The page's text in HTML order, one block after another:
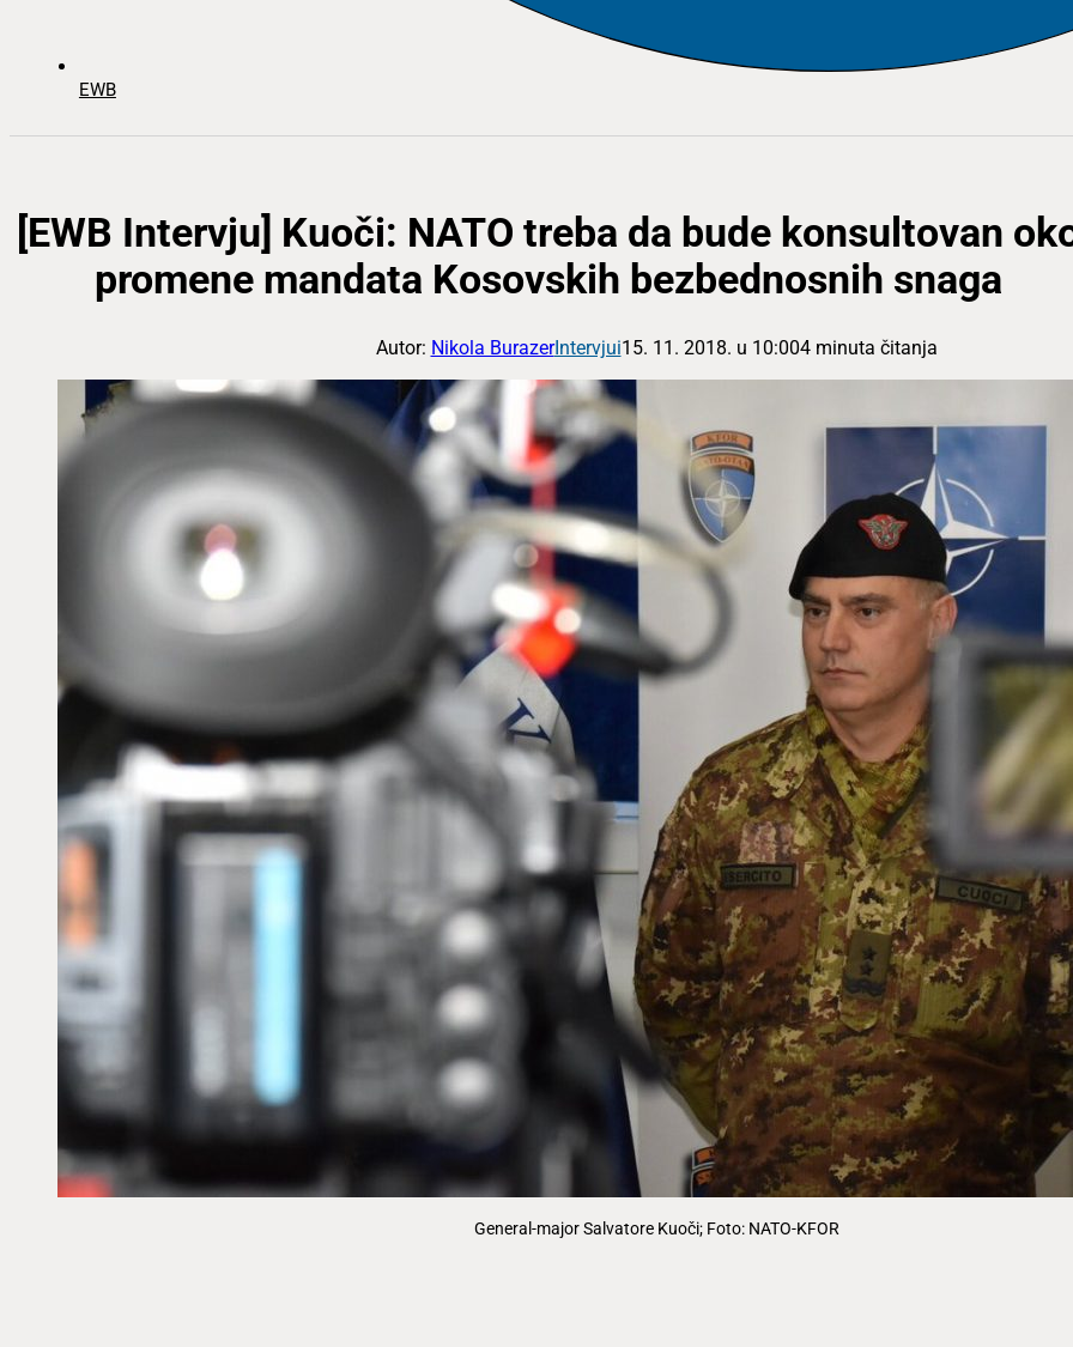
EWB
[EWB Intervju] Kuoči: NATO treba da bude konsultovan
promene mandata Kosovskih bezbednosnih snaga
Autor: Nikola BurazerIntervjui15. 11. 2018. u 10:004 minuta čitanja
General-major Salvatore Kuoči; Foto: NATO-KFOR